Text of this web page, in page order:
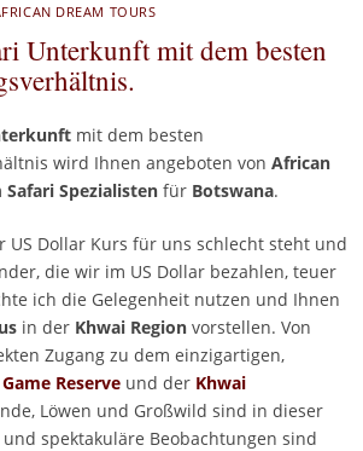
DREAM TOURS
Unterkunft mit dem besten
mit dem besten
wird Ihnen angeboten von African
Safari Spezialistenfür Botswana.
US Dollar Kurs für uns schlecht steht und
die wir im US Dollar bezahlen, teuer
ich die Gelegenheit nutzen und Ihnen
in der Khwai Regionvorstellen. Von
Zugang zu dem einzigartigen,
Reserveund der Khwai
Löwen und Großwild sind in dieser
spektakuläre Beobachtungen sind